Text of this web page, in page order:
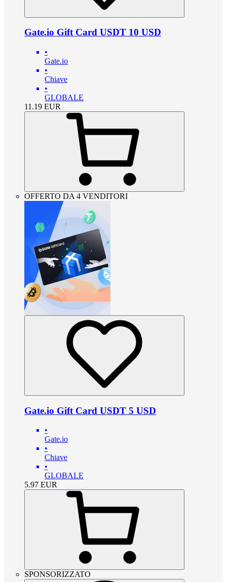
Gate.io Gift Card USDT 10 USD
•
Gate.io
•
Chiave
•
GLOBALE
11.19 EUR
OFFERTO DA 4 VENDITORI
Gate.io Gift Card USDT 5 USD
•
Gate.io
•
Chiave
•
GLOBALE
5.97 EUR
SPONSORIZZATO